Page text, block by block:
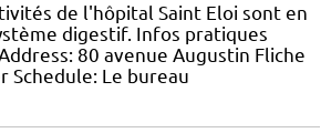
de l'hôpital Saint Eloi sont en
digestif. Infos pratiques
80 avenue Augustin Fliche
Schedule: Le bureau